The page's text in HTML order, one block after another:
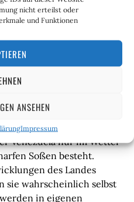
nicht erteilst oder
und Funktionen
ANSEHEN
Impressum
Linken, Rechte mit
Christen mit Christen.
Christen, die auch
sind möglich und
zwanzig Jahren, wenn
anhalten,
haben, in dem der
Venezuela nur im Wetter
Soßen besteht.
des Landes
sie wahrscheinlich selbst
in eigenen